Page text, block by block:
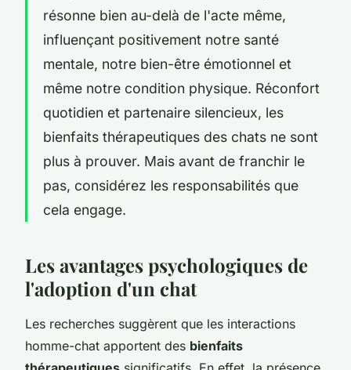
résonne bien au-delà de l'acte même,
influençant positivement notre santé
mentale, notre bien-être émotionnel et
même notre condition physique. Réconfort
quotidien et partenaire silencieux, les
bienfaits thérapeutiques des chats ne sont
plus à prouver. Mais avant de franchir le
pas, considérez les responsabilités que
cela engage.
Les avantages psychologiques de
l'adoption d'un chat
Les recherches suggèrent que les interactions
homme-chat apportent des bienfaits